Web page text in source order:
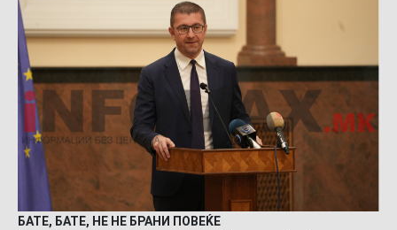
БАТЕ, БАТЕ, НЕ НЕ БРАНИ ПОВЕЌЕ